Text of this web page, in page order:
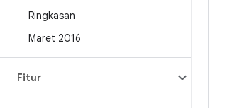
Ringkasan
Maret 2016
Fitur